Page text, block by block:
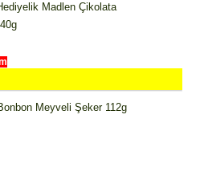
Madlen Çikolata
Meyveli Şeker 112g